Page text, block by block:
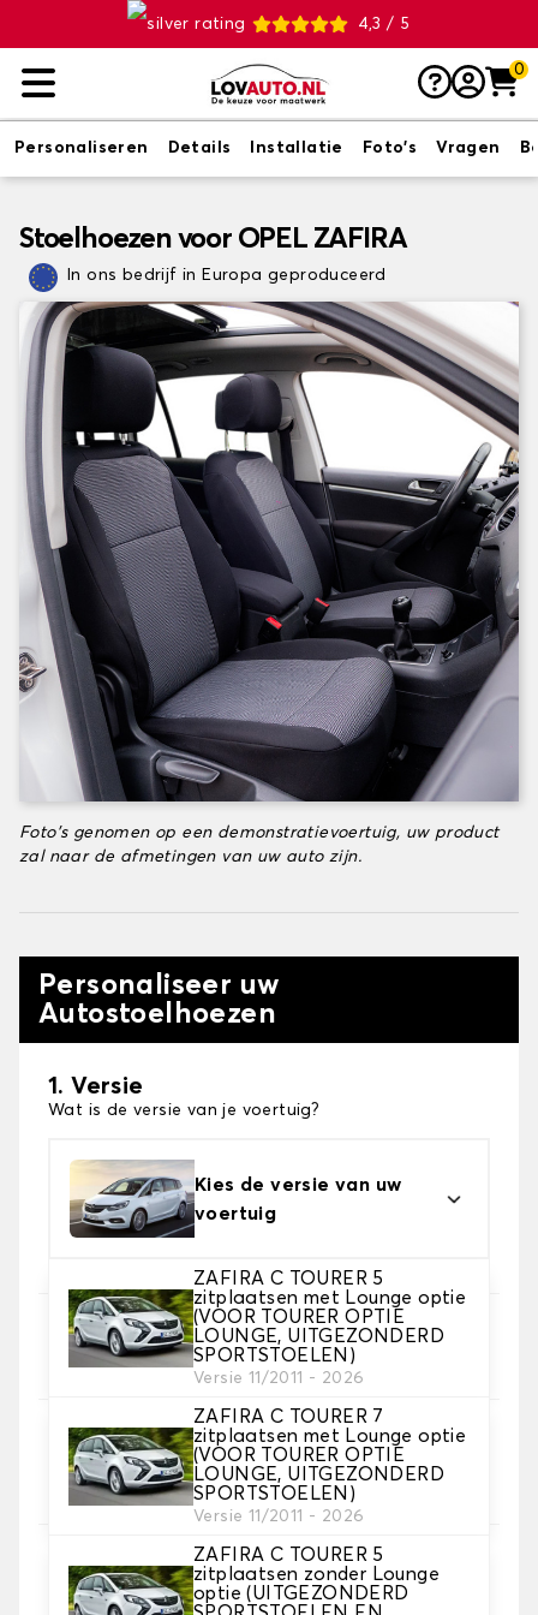
4,3 / 5
0
Personaliseren Details Installatie Foto's Vragen
Stoelhoezen voor OPEL ZAFIRA
In ons bedrijf in Europa geproduceerd
Foto's genomen op een demonstratievoertuig, uw product
zal naar de afmetingen van uw auto zijn.
Personaliseer uw
Autostoelhoezen
1. Versie
Wat is de versie van je voertuig?
Kies de versie van uw
voertuig
ZAFIRA C TOURER 5
zitplaatsen met Lounge optie
(VOOR TOURER OPTIE
LOUNGE, UITGEZONDERD
SPORTSTOELEN)
Versie 11/2011 - 2026
ZAFIRA C TOURER 7
zitplaatsen met Lounge optie
(VOOR TOURER OPTIE
LOUNGE, UITGEZONDERD
SPORTSTOELEN)
Versie 11/2011 - 2026
ZAFIRA C TOURER 5
zitplaatsen zonder Lounge
optie (UITGEZONDERD
2. Set hoezen
Selecteer de stoelhoezen die je nodig hebt
3. Materiaal
Kies het materiaal voor je hoezen.
4. Kleur